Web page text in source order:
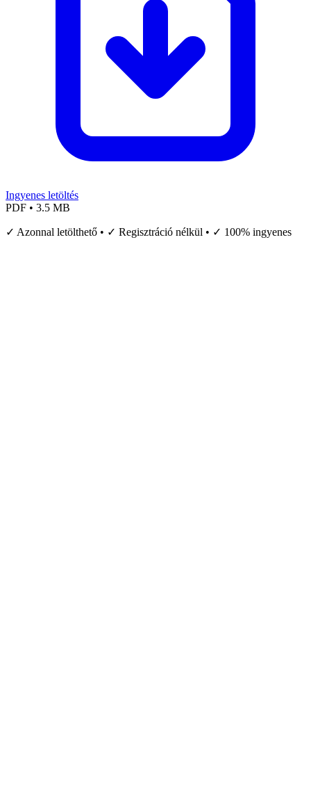
Ingyenes letöltés
PDF • 3.5 MB
✓ Azonnal letölthető • ✓ Regisztráció nélkül • ✓ 100% ingyenes